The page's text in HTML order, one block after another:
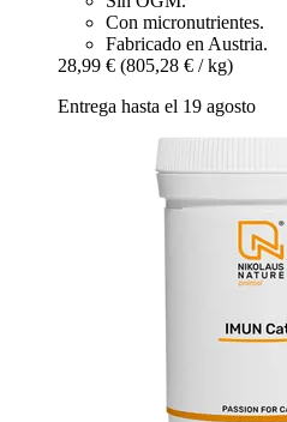
Con micronutrientes.
Fabricado en Austria.
28,99 € (805,28 € / kg)
Entrega hasta el 19 agosto